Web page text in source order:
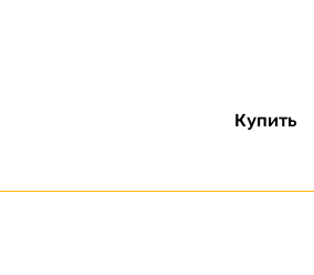
Купить